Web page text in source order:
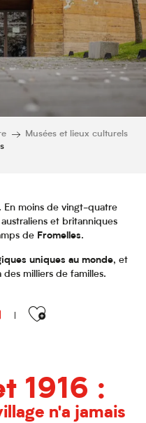
Musées et lieux culturels
En moins de vingt-quatre
et britanniques
de Fromelles.
uniques au monde, et
milliers de familles.
Ajouter aux favoris
1916 :
n'a jamais